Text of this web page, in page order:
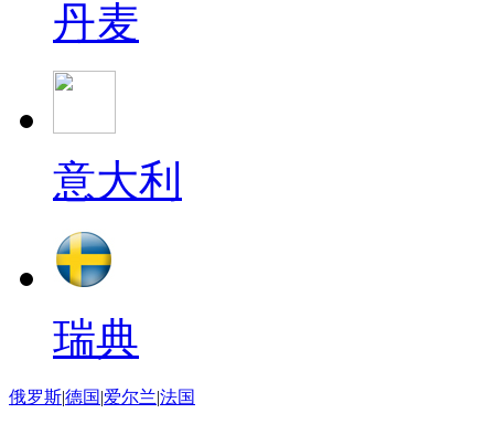
丹麦
意大利
瑞典
俄罗斯|德国|爱尔兰|法国